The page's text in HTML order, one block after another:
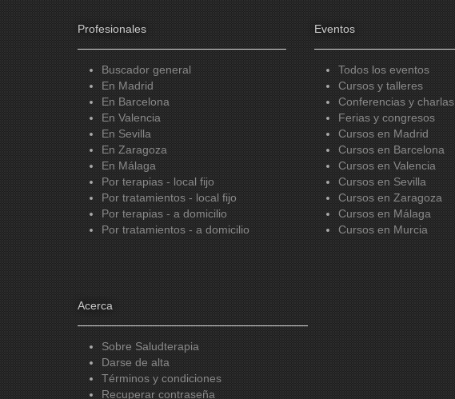
Profesionales
Buscador general
En Madrid
En Barcelona
En Valencia
En Sevilla
En Zaragoza
En Málaga
Por terapias - local fijo
Por tratamientos - local fijo
Por terapias - a domicilio
Por tratamientos - a domicilio
Eventos
Todos los eventos
Cursos y talleres
Conferencias y charlas
Ferias y congresos
Cursos en Madrid
Cursos en Barcelona
Cursos en Valencia
Cursos en Sevilla
Cursos en Zaragoza
Cursos en Málaga
Cursos en Murcia
Acerca
Sobre Saludterapia
Darse de alta
Términos y condiciones
Recuperar contraseña